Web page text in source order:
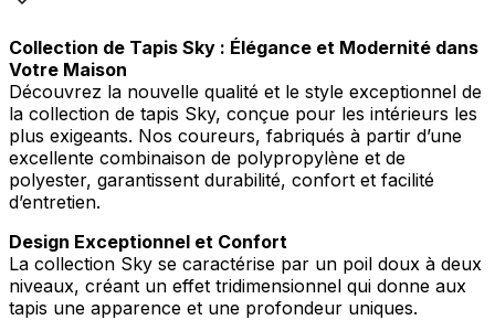
Collection de Tapis Sky : Élégance et Modernité dans
Votre Maison
Découvrez la nouvelle qualité et le style exceptionnel de
la collection de tapis Sky, conçue pour les intérieurs les
plus exigeants. Nos coureurs, fabriqués à partir d’une
excellente combinaison de polypropylène et de
polyester, garantissent durabilité, confort et facilité
d’entretien.
Design Exceptionnel et Confort
La collection Sky se caractérise par un poil doux à deux
niveaux, créant un effet tridimensionnel qui donne aux
tapis une apparence et une profondeur uniques.